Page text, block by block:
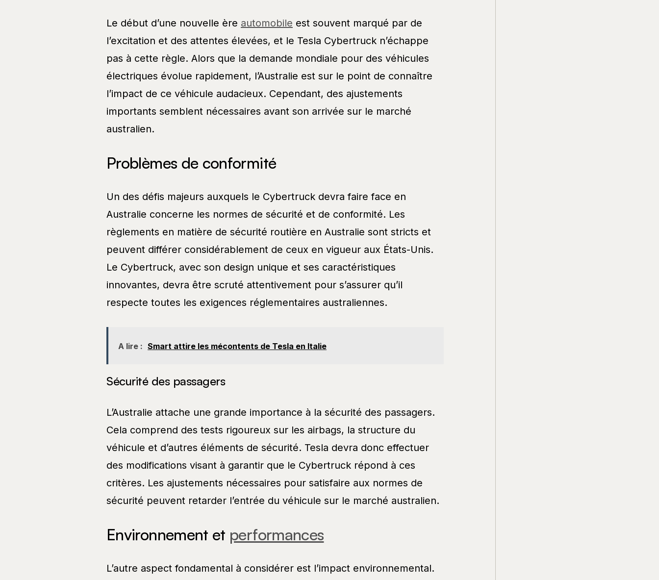
Le début d’une nouvelle ère automobile est souvent marqué par de
l’excitation et des attentes élevées, et le Tesla Cybertruck n’échappe
pas à cette règle. Alors que la demande mondiale pour des véhicules
électriques évolue rapidement, l’Australie est sur le point de connaître
l’impact de ce véhicule audacieux. Cependant, des ajustements
importants semblent nécessaires avant son arrivée sur le marché
australien.
Problèmes de conformité
Un des défis majeurs auxquels le Cybertruck devra faire face en
Australie concerne les normes de sécurité et de conformité. Les
règlements en matière de sécurité routière en Australie sont stricts et
peuvent différer considérablement de ceux en vigueur aux États-Unis.
Le Cybertruck, avec son design unique et ses caractéristiques
innovantes, devra être scruté attentivement pour s’assurer qu’il
respecte toutes les exigences réglementaires australiennes.
A lire : Smart attire les mécontents de Tesla en Italie
Sécurité des passagers
L’Australie attache une grande importance à la sécurité des passagers.
Cela comprend des tests rigoureux sur les airbags, la structure du
véhicule et d’autres éléments de sécurité. Tesla devra donc effectuer
des modifications visant à garantir que le Cybertruck répond à ces
critères. Les ajustements nécessaires pour satisfaire aux normes de
sécurité peuvent retarder l’entrée du véhicule sur le marché australien.
Environnement et performances
L’autre aspect fondamental à considérer est l’impact environnemental.